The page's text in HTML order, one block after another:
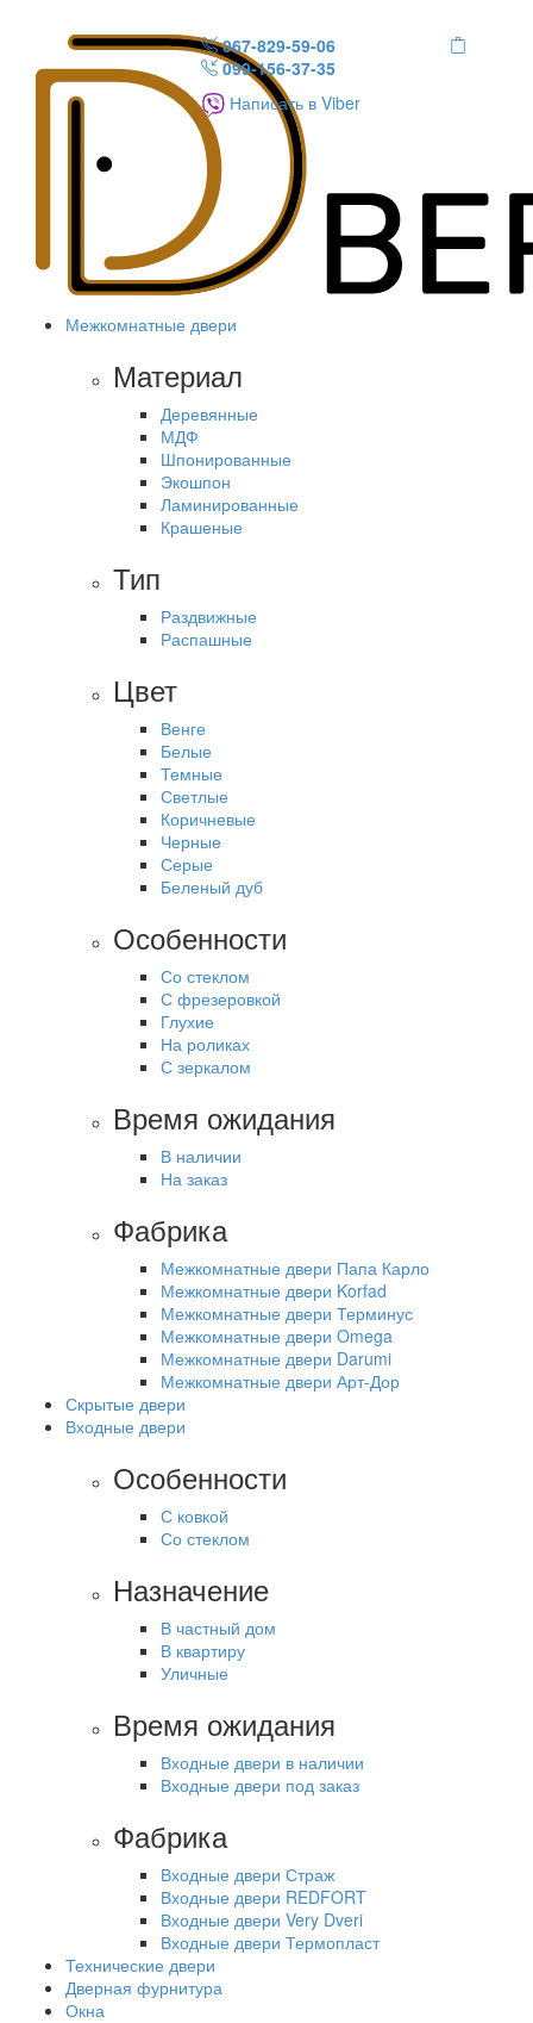
067-829-59-06
099-156-37-35
Написать в Viber
Межкомнатные двери
Материал
Деревянные
МДФ
Шпонированные
Экошпон
Ламинированные
Крашеные
Тип
Раздвижные
Распашные
Цвет
Венге
Белые
Темные
Светлые
Коричневые
Черные
Серые
Беленый дуб
Особенности
Со стеклом
С фрезеровкой
Глухие
На роликах
С зеркалом
Время ожидания
В наличии
На заказ
Фабрика
Межкомнатные двери Папа Карло
Межкомнатные двери Korfad
Межкомнатные двери Терминус
Межкомнатные двери Omega
Межкомнатные двери Darumi
Межкомнатные двери Арт-Дор
Скрытые двери
Входные двери
Особенности
С ковкой
Со стеклом
Назначение
В частный дом
В квартиру
Уличные
Время ожидания
Входные двери в наличии
Входные двери под заказ
Фабрика
Входные двери Страж
Входные двери REDFORT
Входные двери Very Dveri
Входные двери Термопласт
Технические двери
Дверная фурнитура
Окна